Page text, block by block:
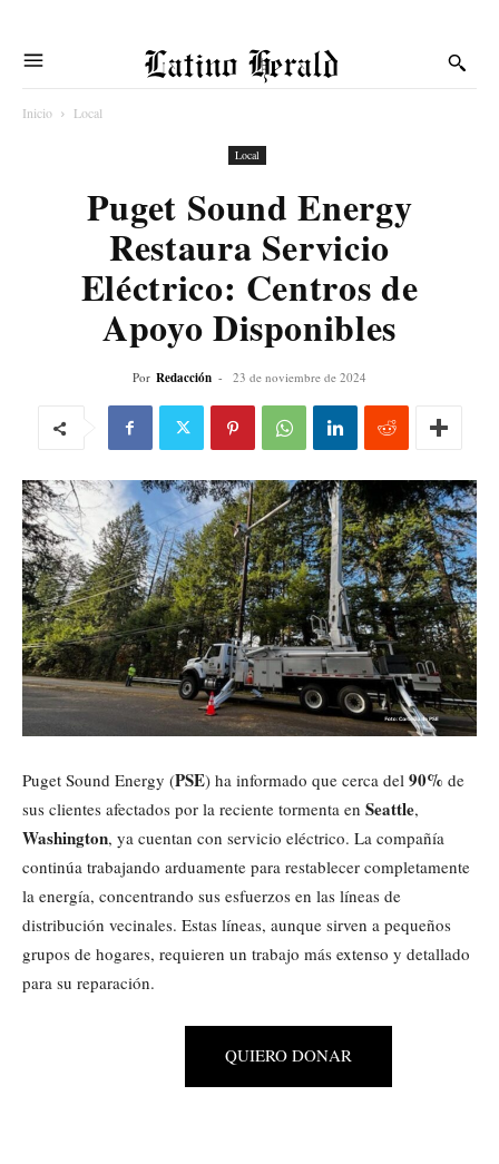
Latino Herald
Inicio Local
Local
Puget Sound Energy
Restaura Servicio
Eléctrico: Centros de
Apoyo Disponibles
Por Redacción - 23 de noviembre de 2024
Puget Sound Energy (PSE) ha informado que cerca del 90% de
sus clientes afectados por la reciente tormenta en Seattle,
Washington, ya cuentan con servicio eléctrico. La compañía
continúa trabajando arduamente para restablecer completamente
la energía, concentrando sus esfuerzos en las líneas de
distribución vecinales. Estas líneas, aunque sirven a pequeños
grupos de hogares, requieren un trabajo más extenso y detallado
para su reparación.
QUIERO DONAR